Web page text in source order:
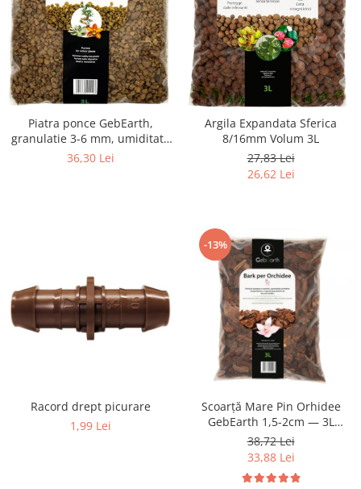
Piatra ponce GebEarth,
granulatie 3-6 mm, umiditate
calibrata, set 3L
36,30 Lei
Argila Expandata Sferica
8/16mm Volum 3L
27,83 Lei
26,62 Lei
Racord drept picurare
1,99 Lei
-13%
Scoarță Mare Pin Orhidee
GebEarth 1,5-2cm — 3L
Natural
38,72 Lei
33,88 Lei